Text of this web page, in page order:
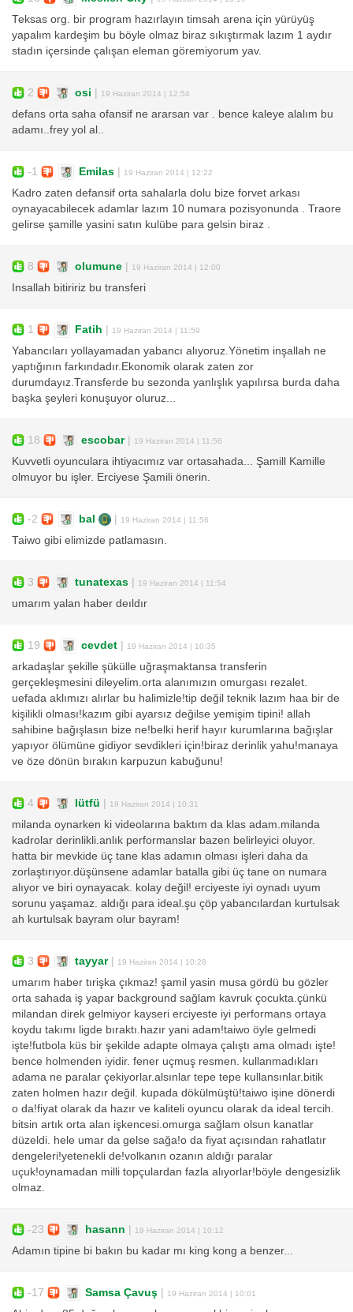
Teksas org. bir program hazırlayın timsah arena için yürüyüş
yapalım kardeşim bu böyle olmaz biraz sıkıştırmak lazım 1 aydır
stadın içersinde çalışan eleman göremiyorum yav.
2 osi | 19 Haziran 2014 | 12:54
defans orta saha ofansif ne ararsan var . bence kaleye alalım bu
adamı..frey yol al..
-1 Emilas | 19 Haziran 2014 | 12:22
Kadro zaten defansif orta sahalarla dolu bize forvet arkası
oynayacabilecek adamlar lazım 10 numara pozisyonunda . Traore
gelirse şamille yasini satın kulübe para gelsin biraz .
8 olumune | 19 Haziran 2014 | 12:00
Insallah bitiririz bu transferi
1 Fatih | 19 Haziran 2014 | 11:59
Yabancıları yollayamadan yabancı alıyoruz.Yönetim inşallah ne
yaptığının farkındadır.Ekonomik olarak zaten zor
durumdayız.Transferde bu sezonda yanlışlık yapılırsa burda daha
başka şeyleri konuşuyor oluruz...
18 escobar| 19 Haziran 2014 | 11:56
Kuvvetli oyunculara ihtiyacımız var ortasahada... Şamill Kamille
olmuyor bu işler. Erciyese Şamili önerin.
-2 bal | 19 Haziran 2014 | 11:56
Taiwo gibi elimizde patlamasın.
3 tunatexas | 19 Haziran 2014 | 11:54
umarım yalan haber deıldır
19 cevdet | 19 Haziran 2014 | 10:35
arkadaşlar şekille şükülle uğraşmaktansa transferin
gerçekleşmesini dileyelim.orta alanımızın omurgası rezalet.
uefada aklımızı alırlar bu halimizle!tip değil teknik lazım haa bir de
kişilikli olması!kazım gibi ayarsız değilse yemişim tipini! allah
sahibine bağışlasın bize ne!belki herif hayır kurumlarına bağışlar
yapıyor ölümüne gidiyor sevdikleri için!biraz derinlik yahu!manaya
ve öze dönün bırakın karpuzun kabuğunu!
4 lütfü | 19 Haziran 2014 | 10:31
milanda oynarken ki videolarına baktım da klas adam.milanda
kadrolar derinlikli.anlık performanslar bazen belirleyici oluyor.
hatta bir mevkide üç tane klas adamın olması işleri daha da
zorlaştırıyor.düşünsene adamlar batalla gibi üç tane on numara
alıyor ve biri oynayacak. kolay değil! erciyeste iyi oynadı uyum
sorunu yaşamaz. aldığı para ideal.şu çöp yabancılardan kurtulsak
ah kurtulsak bayram olur bayram!
3 tayyar| 19 Haziran 2014 | 10:28
umarım haber tırişka çıkmaz! şamil yasin musa gördü bu gözler
orta sahada iş yapar background sağlam kavruk çocukta.çünkü
milandan direk gelmiyor kayseri erciyeste iyi performans ortaya
koydu takımı ligde bıraktı.hazır yani adam!taiwo öyle gelmedi
işte!futbola küs bir şekilde adapte olmaya çalıştı ama olmadı işte!
bence holmenden iyidir. fener uçmuş resmen. kullanmadıkları
adama ne paralar çekiyorlar.alsınlar tepe tepe kullansınlar.bitik
zaten holmen hazır değil. kupada dökülmüştü!taiwo işine dönerdi
o da!fiyat olarak da hazır ve kaliteli oyuncu olarak da ideal tercih.
bitsin artık orta alan işkencesi.omurga sağlam olsun kanatlar
düzeldi. hele umar da gelse sağa!o da fiyat açısından rahatlatır
dengeleri!yetenekli de!volkanın ozanın aldığı paralar
uçuk!oynamadan milli topçulardan fazla alıyorlar!böyle dengesizlik
olmaz.
-23 hasann | 19 Haziran 2014 | 10:12
Adamın tipine bi bakın bu kadar mı king kong a benzer...
-17 Samsa Çavuş | 19 Haziran 2014 | 10:01